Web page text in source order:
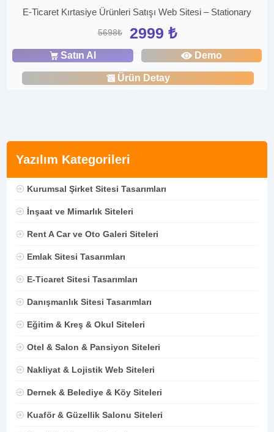
Yazılım Kategorileri
Kurumsal Şirket Sitesi Tasarımları
İnşaat ve Mimarlık Siteleri
Rent A Car ve Oto Galeri Siteleri
Emlak Sitesi Tasarımları
E-Ticaret Sitesi Tasarımları
Danışmanlık Sitesi Tasarımları
Eğitim & Kreş & Okul Siteleri
Otel & Salon & Pansiyon Siteleri
Nakliyat & Lojistik Web Siteleri
Dernek & Belediye & Köy Siteleri
Kuaför & Güzellik Salonu Siteleri
E-Ticaret Kırtasiye Ürünleri Satışı Web Sitesi – Stationary
5698₺ 2999 ₺
Satın Al Demo
Ürün Detay